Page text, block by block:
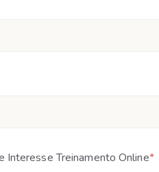
Interesse Treinamento Online*